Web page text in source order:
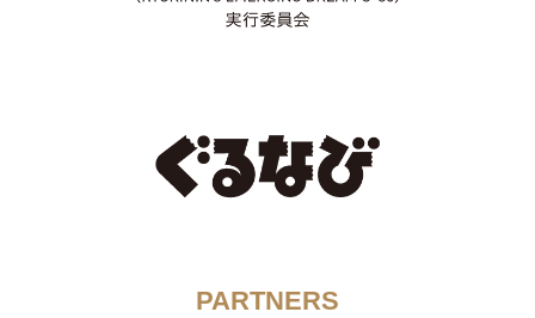
PARTNERS